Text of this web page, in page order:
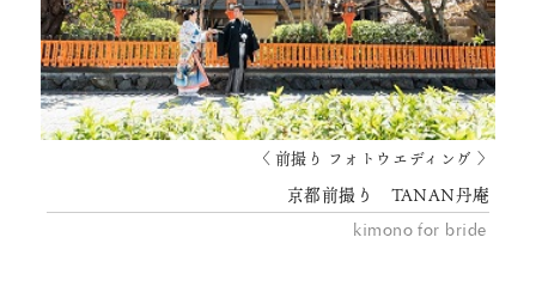
〈 前撮り フォトウエディング 〉
京都前撮り TANAN丹庵
kimono for bride